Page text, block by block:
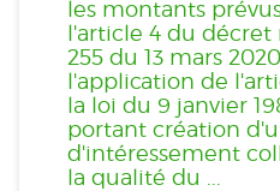
les montants
l'article 4 du décret
255 du 13 mars
l'application de
la loi du 9 janvier
portant création
d'intéressement
la qualité du ...